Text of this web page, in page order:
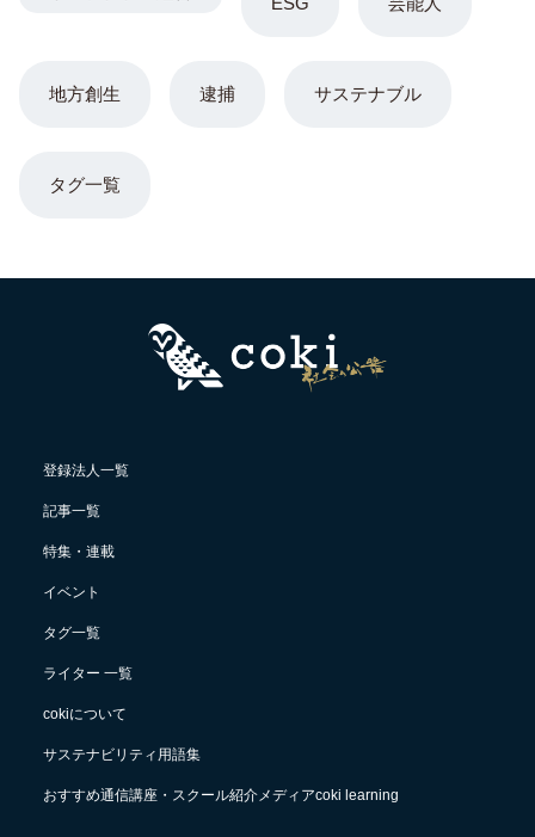
地方創生 逮捕 サステナブル
タグ一覧
登録法人一覧
記事一覧
特集・連載
イベント
タグ一覧
ライター 一覧
cokiについて
サステナビリティ用語集
おすすめ通信講座・スクール紹介メディアcoki learning